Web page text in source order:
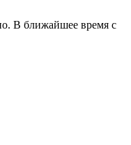
В ближайшее время с